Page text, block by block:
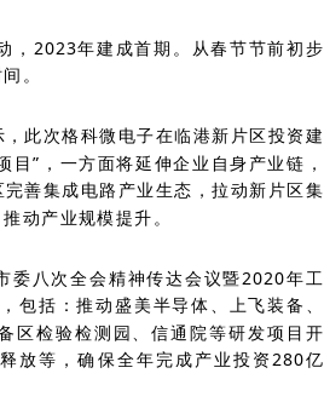
，2023年建成首期。从春节节前初步
。
此次格科微电子在临港新片区投资建
”，一方面将延伸企业自身产业链，
善集成电路产业生态，拉动新片区集
动产业规模提升。
委八次全会精神传达会议暨2020年工
包括：推动盛美半导体、上飞装备、
区检验检测园、信通院等研发项目开
放等，确保全年完成产业投资280亿